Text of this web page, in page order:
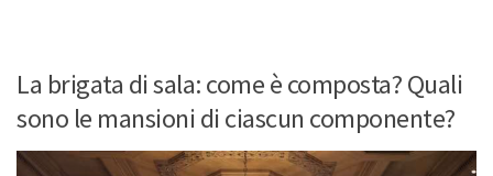
La brigata di sala: come è composta? Quali
sono le mansioni di ciascun componente?